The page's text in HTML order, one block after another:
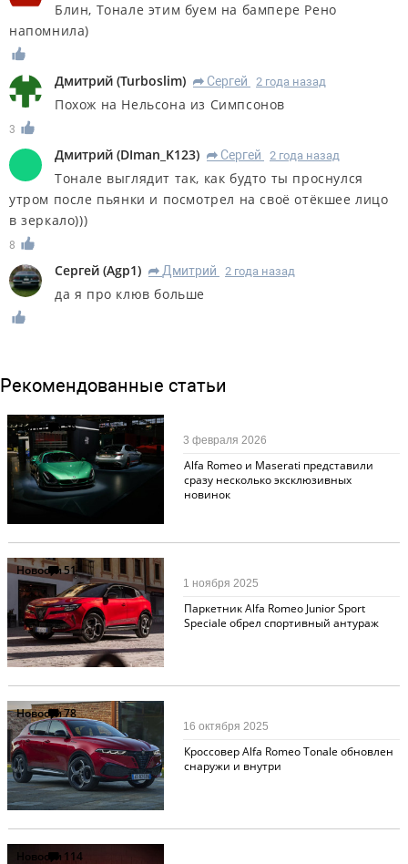
Блин, Тонале этим буем на бампере Рено
напомнила)
Дмитрий (Turboslim) R Сергей 2 года назад
Похож на Нельсона из Симпсонов
3
Дмитрий (DIman_K123) R Сергей 2 года назад
Тонале выглядит так, как будто ты проснулся
утром после пьянки и посмотрел на своё отёкшее лицо
в зеркало)))
8
Сергей (Agp1) R Дмитрий 2 года назад
да я про клюв больше
Рекомендованные статьи
Новости56
Alfa Romeo и Maserati представили
сразу несколько эксклюзивных
новинок
3 февраля 2026
Новости51
Паркетник Alfa Romeo Junior Sport
Speciale обрел спортивный антураж
1 ноября 2025
Новости78
Кроссовер Alfa Romeo Tonale обновлен
снаружи и внутри
16 октября 2025
Новости 114